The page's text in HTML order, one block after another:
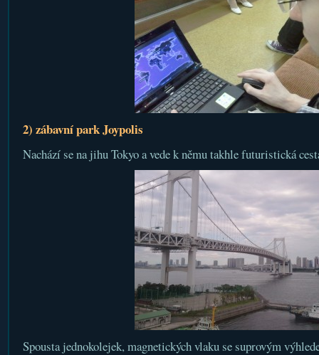
2) zábavní park Joypolis
Nachází se na jihu Tokyo a vede k němu takhle futuristická
Spousta jednokolejek, magnetických vlaku se suprovým